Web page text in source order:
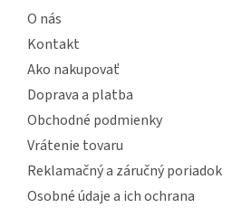
O nás
Kontakt
Ako nakupovať
Doprava a platba
Obchodné podmienky
Vrátenie tovaru
Reklamačný a záručný poriadok
Osobné údaje a ich ochrana